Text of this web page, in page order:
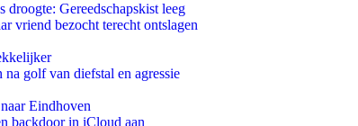
droogte: Gereedschapskist leeg
vriend bezocht terecht ontslagen
golf van diefstal en agressie
Eindhoven
backdoor in iCloud aan